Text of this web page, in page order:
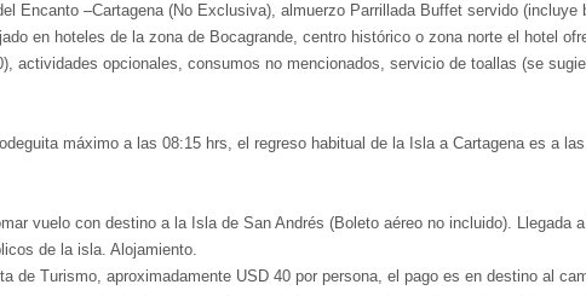
Encanto –Cartagena (No Exclusiva), almuerzo Parrillada Buffet servido (incluye
en hoteles de la zona de Bocagrande, centro histórico o zona norte el hotel
actividades opcionales, consumos no mencionados, servicio de toallas (se
máximo a las 08:15 hrs, el regreso habitual de la Isla a Cartagena es a
vuelo con destino a la Isla de San Andrés (Boleto aéreo no incluido).
de la isla. Alojamiento.
de Turismo, aproximadamente USD 40 por persona, el pago es en destino al